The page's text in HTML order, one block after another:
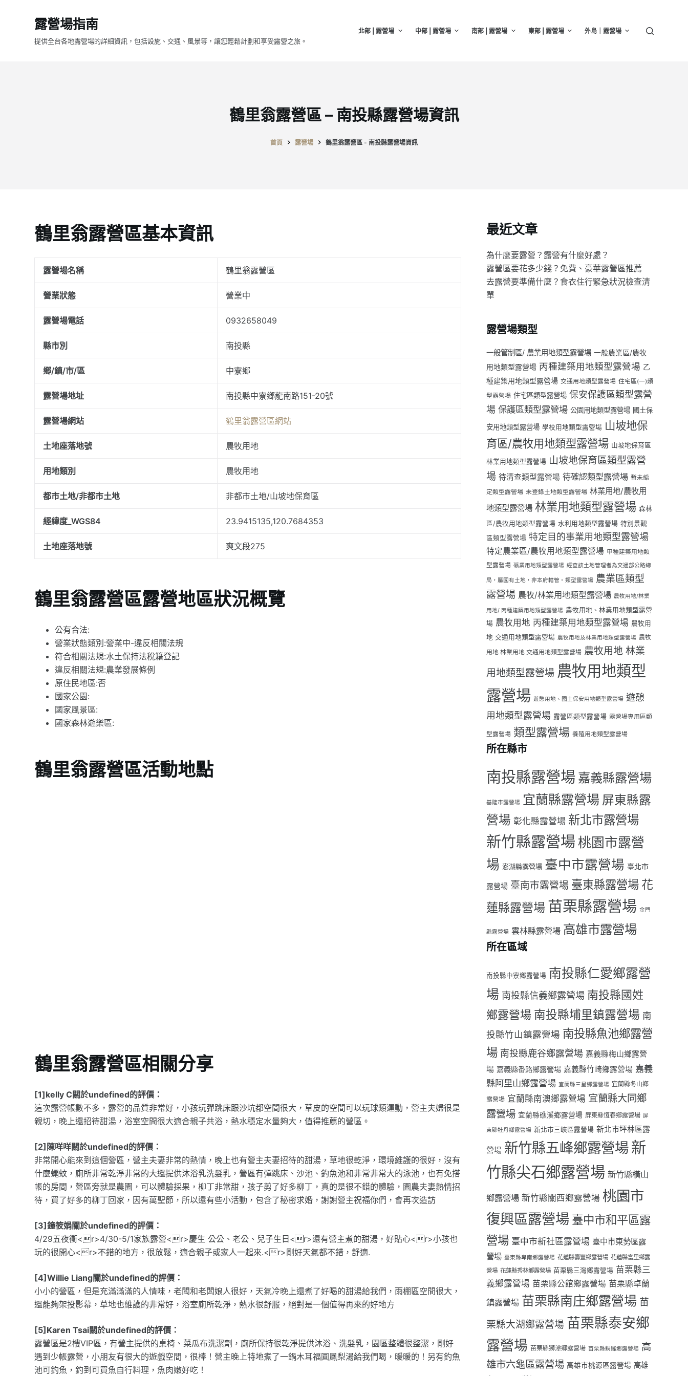
露營場指南
提供全台各地露營場的詳細資訊，包括設施、交通、風景等，讓您輕鬆計劃和享受露營之旅。
北部 | 露營場 中部 | 露營場 南部 | 露營場 東部 | 露營場 外島｜露營場
鶴里翁露營區 – 南投縣露營場資訊
首頁 露營場 鶴里翁露營區 - 南投縣露營場資訊
鶴里翁露營區基本資訊
露營場名稱 鶴里翁露營區
營業狀態 營業中
露營場電話 0932658049
縣市別 南投縣
鄉/鎮/市/區 中寮鄉
露營場地址 南投縣中寮鄉龍南路151-20號
露營場網站 鶴里翁露營區網站
土地座落地號 農牧用地
用地類別 農牧用地
都市土地/非都市土地 非都市土地/山坡地保育區
經緯度_WGS84 23.9415135,120.7684353
土地座落地號 爽文段275
鶴里翁露營區露營地區狀況概覽
公有合法:
營業狀態類別:營業中-違反相關法規
符合相關法規:水土保持法稅籍登記
違反相關法規:農業發展條例
原住民地區:否
國家公園:
國家風景區:
國家森林遊樂區:
鶴里翁露營區活動地點
鶴里翁露營區相關分享
[1]kelly C關於undefined的評價：
這次露營帳數不多，露營的品質非常好，小孩玩彈跳床跟沙坑都空間很大，草皮的空間可以玩球類運動，營主夫婦很是
親切，晚上還招待甜湯，浴室空間很大適合親子共浴，熱水穩定水量夠大，值得推薦的營區。
[2]陳咩咩關於undefined的評價：
非常開心能來到這個營區，營主夫妻非常的熱情，晚上也有營主夫妻招待的甜湯，草地很乾淨，環境維護的很好，沒有
什麼蠅蚊，廁所非常乾淨非常的大還提供沐浴乳洗髮乳，營區有彈跳床、沙池、釣魚池和非常非常大的泳池，也有免搭
帳的房間，營區旁就是農園，可以體驗採果，柳丁非常甜，孩子剪了好多柳丁，真的是很不錯的體驗，園農夫妻熱情招
待，買了好多的柳丁回家，因有萬聖節，所以還有些小活動，包含了秘密求婚，謝謝營主祝福你們，會再次造訪
[3]鐘筱娟關於undefined的評價：
4/29五夜衝<r>4/30-5/1家族露營<r>慶生 公公、老公、兒子生日<r>還有營主煮的甜湯，好貼心<r>小孩也
玩的很開心<r>不錯的地方，很放鬆，適合親子或家人一起來.<r>剛好天氣都不錯，舒適.
[4]Willie Liang關於undefined的評價：
小小的營區，但是充滿滿滿的人情味，老闆和老闆娘人很好，天氣冷晚上還煮了好喝的甜湯給我們，雨棚區空間很大，
還能夠架投影幕，草地也維護的非常好，浴室廁所乾淨，熱水很舒服，絕對是一個值得再來的好地方
[5]Karen Tsai關於undefined的評價：
露營區是2樓VIP區，有營主提供的桌椅、菜瓜布洗潔劑，廁所保持很乾淨提供沐浴、洗髮乳，園區整體很整潔，剛好
遇到少帳露營，小朋友有很大的遊戲空間，很棒！營主晚上特地煮了一鍋木耳福圓鳳梨湯給我們喝，暖暖的！另有釣魚
池可釣魚，釣到可買魚自行料理，魚肉嫩好吃！
最近文章
為什麼要露營？露營有什麼好處？
露營區要花多少錢？免費、豪華露營區推薦
去露營要準備什麼？食衣住行緊急狀況檢查清
單
露營場類型
一般管制區/ 農業用地類型露營場 一般農業區/農牧
用地類型露營場 丙種建築用地類型露營場 乙
種建築用地類型露營場 交通用地類型露營場 住宅區(一)類
型露營場 住宅區類型露營場 保安保護區類型露營
場 保護區類型露營場 公園用地類型露營場 國土保
安用地類型露營場 學校用地類型露營場 山坡地保
育區/農牧用地類型露營場 山坡地保育區
林業用地類型露營場 山坡地保育區類型露營
場 待清查類型露營場 待確認類型露營場 暫未編
定類型露營場 未登錄土地類型露營場 林業用地/農牧用
地類型露營場 林業用地類型露營場 森林
區/農牧用地類型露營場 水利用地類型露營場 特別景觀
區類型露營場 特定目的事業用地類型露營場
特定農業區/農牧用地類型露營場 甲種建築用地類
型露營場 礦業用地類型露營場 經查該土地管理者為交通部公路總
局，屬國有土地，非本府轄管。類型露營場 農業區類型
露營場 農牧/林業用地類型露營場 農牧用地/林業
用地/ 丙種建築用地類型露營場 農牧用地、林業用地類型露營
場 農牧用地 丙種建築用地類型露營場 農牧用
地 交通用地類型露營場 農牧用地及林業用地類型露營場 農牧
用地 林業用地 交通用地類型露營場 農牧用地 林業
用地類型露營場 農牧用地類型
露營場 遊憩用地、國土保安用地類型露營場 遊憩
用地類型露營場 露營區類型露營場 露營場專用區類
型露營場 類型露營場 養殖用地類型露營場
所在縣市
南投縣露營場 嘉義縣露營場
基隆市露營場 宜蘭縣露營場 屏東縣露
營場 彰化縣露營場 新北市露營場
新竹縣露營場 桃園市露營
場 澎湖縣露營場 臺中市露營場 臺北市
露營場 臺南市露營場 臺東縣露營場 花
蓮縣露營場 苗栗縣露營場 金門
縣露營場 雲林縣露營場 高雄市露營場
所在區域
南投縣中寮鄉露營場 南投縣仁愛鄉露營
場 南投縣信義鄉露營場 南投縣國姓
鄉露營場 南投縣埔里鎮露營場 南
投縣竹山鎮露營場 南投縣魚池鄉露營
場 南投縣鹿谷鄉露營場 嘉義縣梅山鄉露營
場 嘉義縣番路鄉露營場 嘉義縣竹崎鄉露營場 嘉義
縣阿里山鄉露營場 宜蘭縣三星鄉露營場 宜蘭縣冬山鄉
露營場 宜蘭縣南澳鄉露營場 宜蘭縣大同鄉
露營場 宜蘭縣礁溪鄉露營場 屏東縣恆春鄉露營場 屏
東縣牡丹鄉露營場 新北市三峽區露營場 新北市坪林區露
營場 新竹縣五峰鄉露營場新
竹縣尖石鄉露營場 新竹縣橫山
鄉露營場 新竹縣關西鄉露營場 桃園市
復興區露營場 臺中市和平區露
營場 臺中市新社區露營場 臺中市東勢區露
營場 臺東縣卑南鄉露營場 花蓮縣壽豐鄉露營場 花蓮縣富里鄉露
營場 花蓮縣秀林鄉露營場 苗栗縣三灣鄉露營場 苗栗縣三
義鄉露營場 苗栗縣公館鄉露營場 苗栗縣卓蘭
鎮露營場 苗栗縣南庄鄉露營場 苗
栗縣大湖鄉露營場 苗栗縣泰安鄉
露營場 苗栗縣獅潭鄉露營場 苗栗縣銅鑼鄉露營場 高
雄市六龜區露營場 高雄市桃源區露營場 高雄